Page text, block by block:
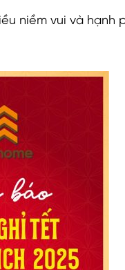
niềm vui và hạnh